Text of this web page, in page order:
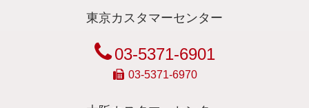
東京カスタマーセンター
03-5371-6901
03-5371-6970